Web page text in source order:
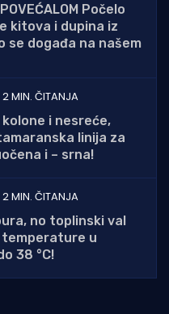
Počelo
kitova i dupina iz
se događa na našem
2 MIN. ČITANJA
i nesreće,
linija za
i – srna!
2 MIN. ČITANJA
no toplinski val
u
38 °C!